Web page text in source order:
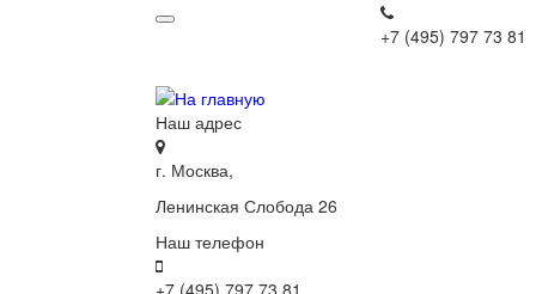
+7 (495) 797 73 81
Наш адрес
г. Москва,
Ленинская Слобода 26
Наш телефон